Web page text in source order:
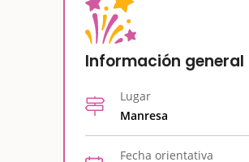
Información general
Lugar
Manresa
Fecha orientativa